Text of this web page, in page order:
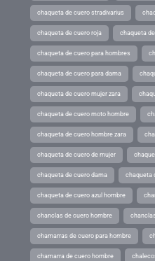
chaqueta de cuero stradivarius
chaqueta de cuero roja chaqueta
chaqueta de cuero para hombres
chaqueta de cuero para dama
chaqueta de cuero mujer zara
chaqueta de cuero moto hombre
chaqueta de cuero hombre zara
chaqueta de cuero de mujer
chaqueta de cuero dama chaqueta
chaqueta de cuero azul hombre
chanclas de cuero hombre
chamarras de cuero para hombre
chamarra de cuero hombre